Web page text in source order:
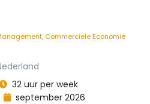
Commerciele Economie
32 uur per week
september 2026